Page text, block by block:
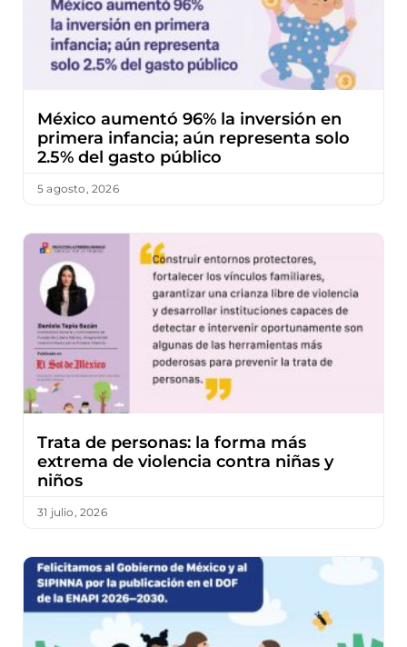
México aumentó 96% la inversión en
primera infancia; aún representa solo
2.5% del gasto público
5 agosto, 2026
Trata de personas: la forma más
extrema de violencia contra niñas y
niños
31 julio, 2026